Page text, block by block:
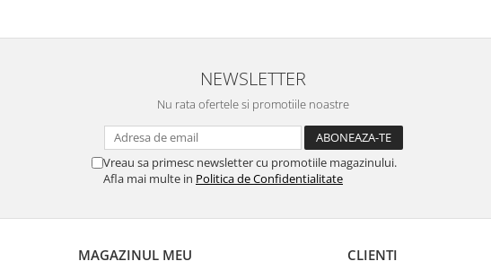
NEWSLETTER
Nu rata ofertele si promotiile noastre
Vreau sa primesc newsletter cu promotiile magazinului.
Afla mai multe in Politica de Confidentialitate
MAGAZINUL MEU CLIENTI